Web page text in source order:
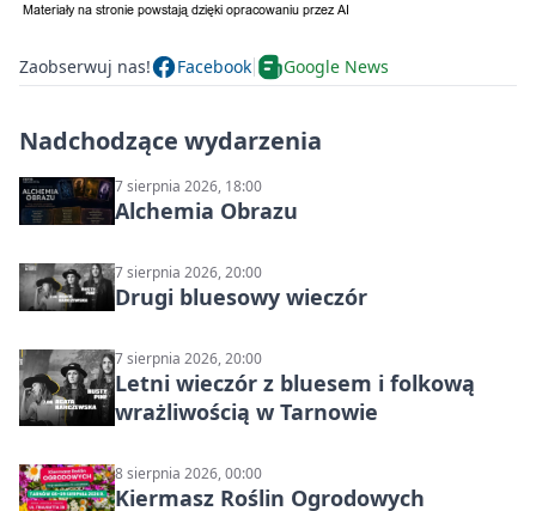
Zaobserwuj nas! Facebook Google News
Nadchodzące wydarzenia
7 sierpnia 2026, 18:00
Alchemia Obrazu
7 sierpnia 2026, 20:00
Drugi bluesowy wieczór
7 sierpnia 2026, 20:00
Letni wieczór z bluesem i folkową
wrażliwością w Tarnowie
8 sierpnia 2026, 00:00
Kiermasz Roślin Ogrodowych